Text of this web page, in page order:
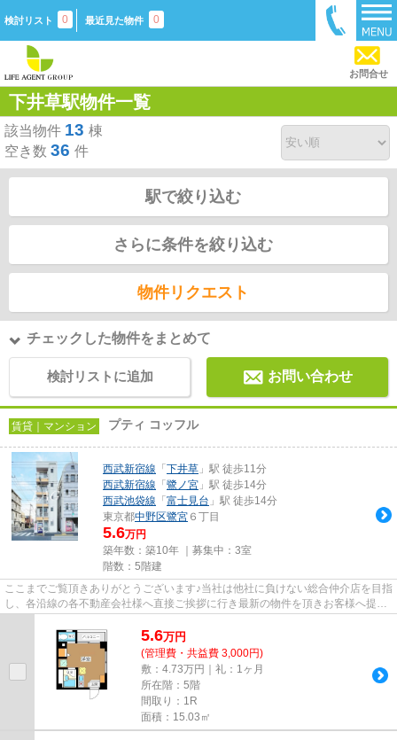
検討リスト 0 最近見た物件 0
お問合せ
下井草駅物件一覧
該当物件 13 棟
空き数 36 件
駅で絞り込む
さらに条件を絞り込む
物件リクエスト
チェックした物件をまとめて
検討リストに追加 お問い合わせ
賃貸｜マンション プティ コッフル
西武新宿線 「 下井草 」駅 徒歩11分
西武新宿線 「 鷺ノ宮 」駅 徒歩14分
西武池袋線 「 富士見台 」駅 徒歩14分
東京都中野区鷺宮 ６丁目
5.6万円
築年数：築10年 ｜募集中： 3室
階数：5階建
ここまでご覧頂きありがとうございます♪当社は他社に負けない総合仲介店を目指
し、各沿線の各不動産会社様へ直接ご挨拶に行き最新の物件を頂きお客様へ提供
5.6万円
(管理費・共益費 3,000円)
敷：4.73万円｜礼：1ヶ月
所在階：5階
間取り：1R
面積：15.03㎡